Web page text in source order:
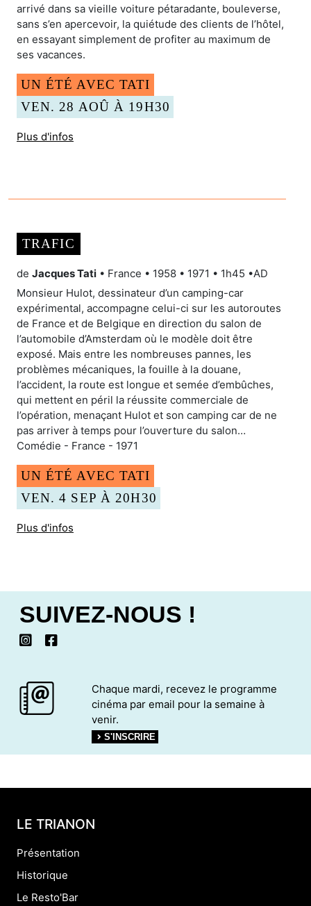
arrivé dans sa vieille voiture pétaradante, bouleverse,
sans s’en apercevoir, la quiétude des clients de l’hôtel,
en essayant simplement de profiter au maximum de
ses vacances.
UN ÉTÉ AVEC TATI
VEN. 28 AOÛ À 19H30
Plus d'infos
TRAFIC
de Jacques Tati • France • 1958 • 1971 • 1h45 •AD
Monsieur Hulot, dessinateur d’un camping-car
expérimental, accompagne celui-ci sur les autoroutes
de France et de Belgique en direction du salon de
l’automobile d’Amsterdam où le modèle doit être
exposé. Mais entre les nombreuses pannes, les
problèmes mécaniques, la fouille à la douane,
l’accident, la route est longue et semée d’embûches,
qui mettent en péril la réussite commerciale de
l’opération, menaçant Hulot et son camping car de ne
pas arriver à temps pour l’ouverture du salon…
Comédie - France - 1971
UN ÉTÉ AVEC TATI
VEN. 4 SEP À 20H30
Plus d'infos
SUIVEZ-NOUS !
Chaque mardi, recevez le programme
cinéma par email pour la semaine à
venir.
S'INSCRIRE
LE TRIANON
Présentation
Historique
Le Resto'Bar